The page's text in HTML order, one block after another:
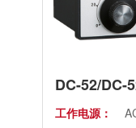
工作电源：